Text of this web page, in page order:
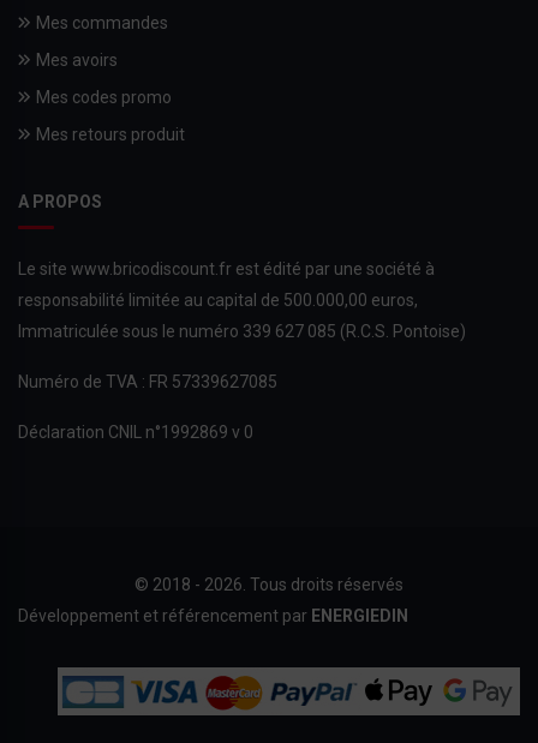
Mes commandes
Mes avoirs
Mes codes promo
Mes retours produit
A PROPOS
Le site www.bricodiscount.fr est édité par une société à
responsabilité limitée au capital de 500.000,00 euros,
Immatriculée sous le numéro 339 627 085 (R.C.S. Pontoise)
Numéro de TVA : FR 57339627085
Déclaration CNIL n°1992869 v 0
© 2018 - 2026. Tous droits réservés
Développement et référencement par ENERGIEDIN